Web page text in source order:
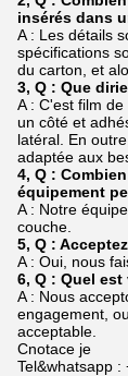
insérés dans
A : Les détails
spécifications
du carton, et
3, Q : Que
A : C'est film
un côté et
latéral. En
adaptée aux
4, Q :
équipement
A : Notre
couche.
5, Q :
A : Oui, nous
6, Q : Quel
A : Nous
engagement,
acceptable.
Cnotace je
Tel&whatsapp :